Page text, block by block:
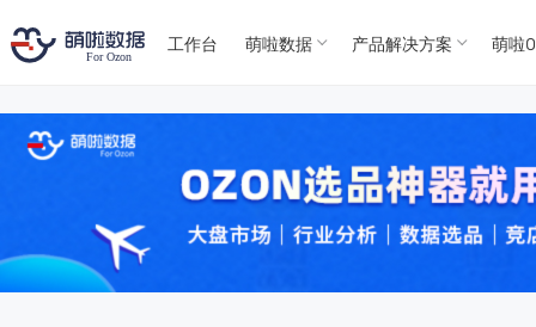
For
For
工作台 萌啦数据 产品解决方案 萌啦